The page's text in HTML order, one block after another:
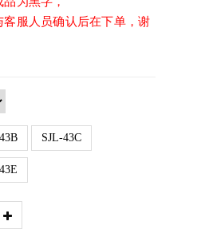
服人员确认后在下单，谢
SJL-43C